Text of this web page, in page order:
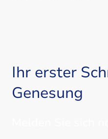
Ihr erster
Genesung